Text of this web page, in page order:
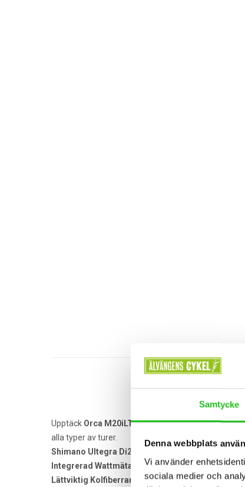
Samtycke
Denna webbplats
Vi använder
sociala medier och
Upptäck Orca M20iLTD PWR, en cykel som förenar
alla typer av turer.
Shimano Ultegra Di2 Växlar:
Integrerad Wattmätare:
Håll koll på din prestation
Lättviktig Kolfiberram:
Balans mellan komfort